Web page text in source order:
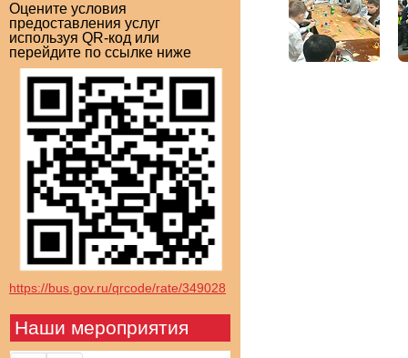
Оцените условия
предоставления услуг
используя QR-код или
перейдите по ссылке ниже
https://bus.gov.ru/qrcode/rate/349028
Наши мероприятия